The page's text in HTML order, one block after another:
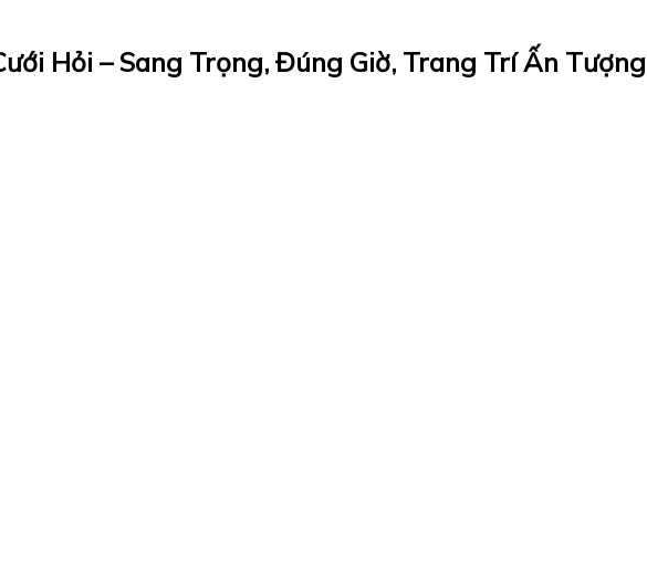
Hỏi – Sang Trọng, Đúng Giờ, Trang Trí Ấn Tượng